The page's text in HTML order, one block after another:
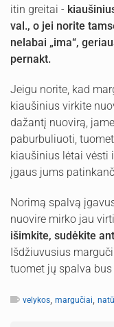
itin greitai -
val., o jei norite
nelabai „ima“,
pernakt.
Jeigu norite, kad
kiaušinius virkite
dažantį nuovirą,
paburbuliuoti,
kiaušinius lėtai vėsti
įgaus jums
Norimą spalvą
nuovire mirko jau
išimkite, sudėkite
Išdžiuvusius
tuomet jų spalva
velykos margučiai